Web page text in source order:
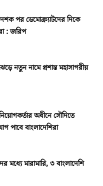
দশক পর ডেমোক্র্যাটদের দিকে
: জরিপ
নতুন নামে প্রশান্ত মহাসাগরীয়
অধীনে সৌদিতে
পাবে বাংলাদেশিরা
মধ্যে মারামারি, ৩ বাংলাদেশি